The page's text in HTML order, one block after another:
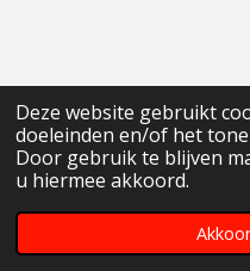
Deze website gebruikt
doeleinden en/of het
Door gebruik te blijven
u hiermee akkoord.